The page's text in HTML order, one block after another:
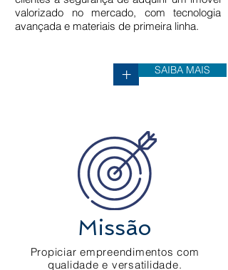
valorizado no mercado, com tecnologia
avançada e materiais de primeira linha.
+ SAIBA MAIS
Missão
Propiciar empreendimentos com
qualidade e versatilidade.